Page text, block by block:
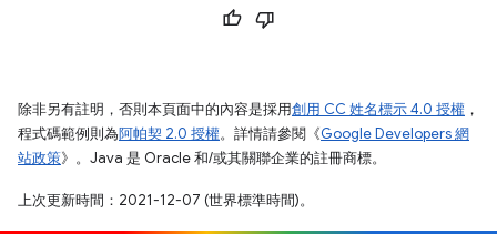
除非另有註明，否則本頁面中的內容是採用創用 CC 姓名標示 4.0 授權 ，
程式碼範例則為阿帕契 2.0 授權。詳情請參閱《Google Developers 網
站政策》。Java 是 Oracle 和/或其關聯企業的註冊商標。
上次更新時間：2021-12-07 (世界標準時間)。